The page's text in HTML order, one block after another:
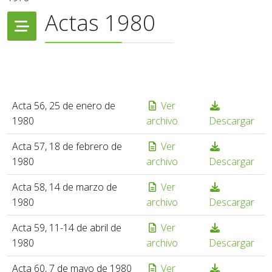
Actas 1980
Acta 56, 25 de enero de
1980
Ver
archivo
Descargar
Acta 57, 18 de febrero de
1980
Ver
archivo
Descargar
Acta 58, 14 de marzo de
1980
Ver
archivo
Descargar
Acta 59, 11-14 de abril de
1980
Ver
archivo
Descargar
Acta 60, 7 de mayo de 1980
Ver